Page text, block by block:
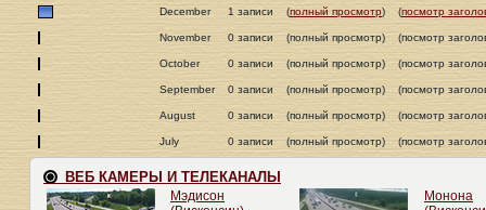
December 1 записи (полный просмотр) (посмотр
November 0 записи (полный просмотр) (посмотр
October 0 записи (полный просмотр) (посмотр
September 0 записи (полный просмотр) (посмотр
August 0 записи (полный просмотр) (посмотр
July 0 записи (полный просмотр) (посмотр